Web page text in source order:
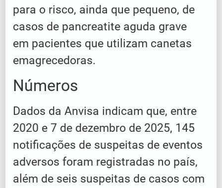
para o risco, ainda que pequeno, de
casos de pancreatite aguda grave
em pacientes que utilizam canetas
emagrecedoras.
Números
Dados da Anvisa indicam que, entre
2020 e 7 de dezembro de 2025, 145
notificações de suspeitas de eventos
adversos foram registradas no país,
além de seis suspeitas de casos com